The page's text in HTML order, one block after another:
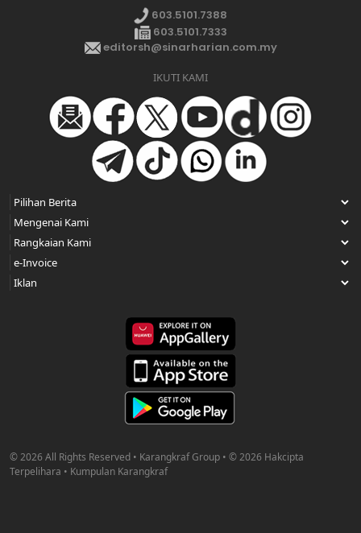
603.5101.7388
603.5101.7333
editorsh@sinarharian.com.my
IKUTI KAMI
© 2026 All Rights Reserved • Karangkraf Group • © 2026 Hakcipta
Terpelihara • Kumpulan Karangkraf